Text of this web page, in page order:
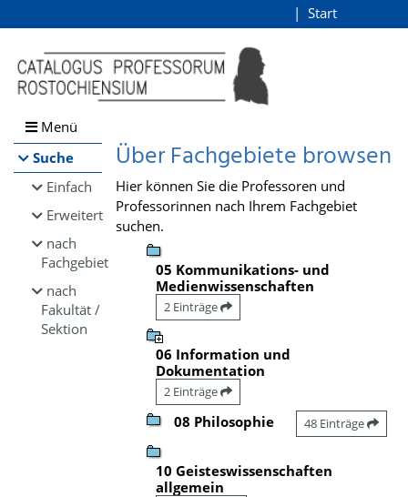
Browsen
direkt zum Inhalt
Start
Menü
Suche
Einfach
Erweitert
nach
Fachgebiet
nach
Fakultät /
Sektion
Über Fachgebiete browsen
Hier können Sie die Professoren und
Professorinnen nach Ihrem Fachgebiet
suchen.
05 Kommunikations- und
Medienwissenschaften
2 Einträge
06 Information und
Dokumentation
2 Einträge
08 Philosophie 48 Einträge
10 Geisteswissenschaften
allgemein